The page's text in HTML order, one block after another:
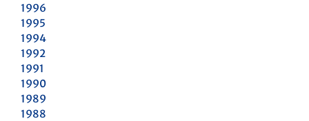
1996
1995
1994
1992
1991
1990
1989
1988